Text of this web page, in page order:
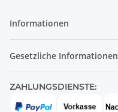
Informationen
Gesetzliche Informationen
ZAHLUNGSDIENSTE: